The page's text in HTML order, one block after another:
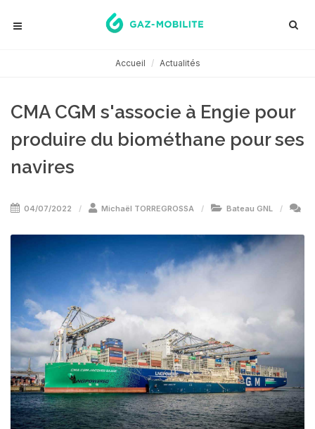
Accueil Actualités
CMA CGM s'associe à Engie pour
produire du biométhane pour ses
navires
04/07/2022 Michaël TORREGROSSA Bateau GNL